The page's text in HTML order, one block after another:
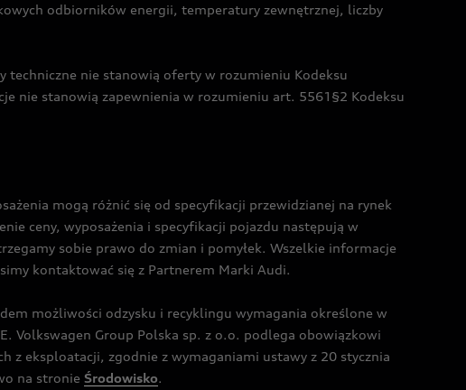
odbiorników energii, temperatury zewnętrznej, liczby
techniczne nie stanowią oferty w rozumieniu Kodeksu
nie stanowią zapewnienia w rozumieniu art. 5561§2 Kodeksu
mogą różnić się od specyfikacji przewidzianej na rynek
ceny, wyposażenia i specyfikacji pojazdu następują w
sobie prawo do zmian i pomyłek. Wszelkie informacje
kontaktować się z Partnerem Marki Audi.
możliwości odzysku i recyklingu wymagania określone w
Volkswagen Group Polska sp. z o.o. podlega obowiązkowi
z eksploatacji, zgodnie z wymaganiami ustawy z 20 stycznia
na stronie Środowisko.